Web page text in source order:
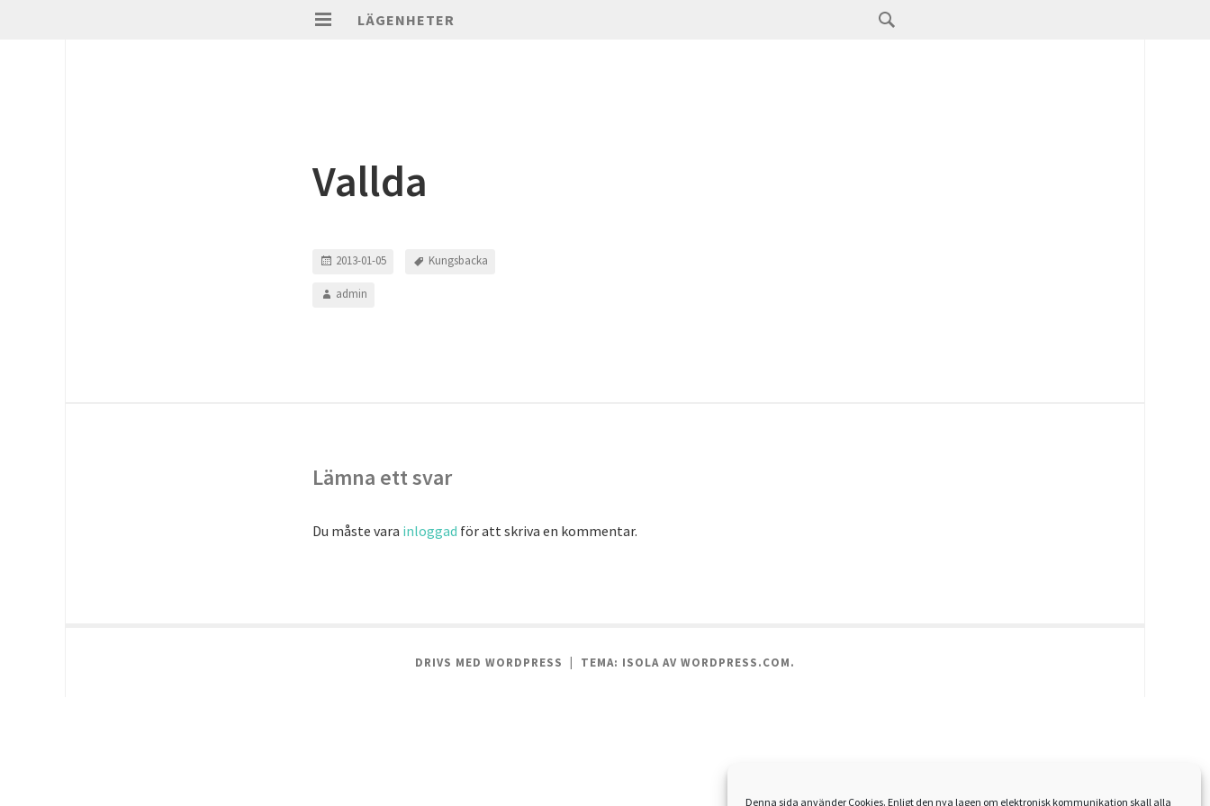
Denna sida använder Cookies. Enligt den nya lagen om elektronisk kommunikation skall alla
LÄGENHETER
Vallda
2013-01-05
admin
Kungsbacka
Lämna ett svar
Du måste vara inloggad för att skriva en kommentar.
DRIVS MED WORDPRESS TEMA: ISOLA AV WORDPRESS.COM.